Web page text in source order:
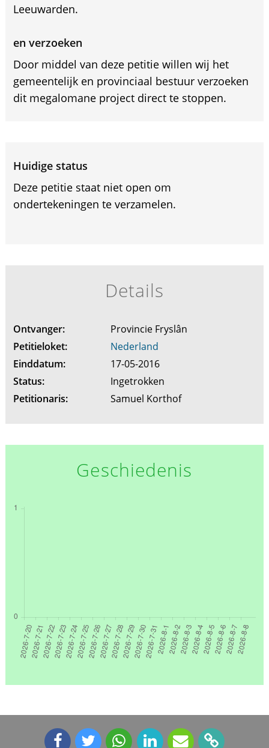
Leeuwarden.
en verzoeken
Door middel van deze petitie willen wij het
gemeentelijk en provinciaal bestuur verzoeken
dit megalomane project direct te stoppen.
Huidige status
Deze petitie staat niet open om
ondertekeningen te verzamelen.
Details
Ontvanger:
Provincie Fryslân
Petitieloket:
Nederland
Einddatum:
17-05-2016
Status:
Ingetrokken
Petitionaris:
Samuel Korthof
Geschiedenis